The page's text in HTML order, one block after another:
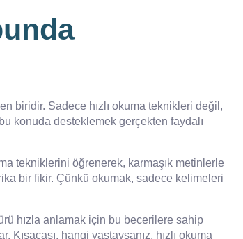
biridir. Sadece hızlı okuma teknikleri değil,
konuda desteklemek gerçekten faydalı
tekniklerini öğrenerek, karmaşık metinlerle
bir fikir. Çünkü okumak, sadece kelimeleri
hızla anlamak için bu becerilere sahip
hangi yaştaysanız, hızlı okuma